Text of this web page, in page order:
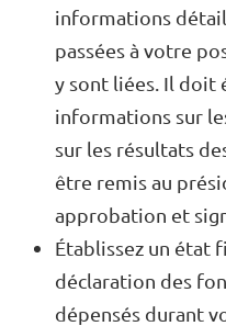
informations
passées à votre
y sont liées. Il doit
informations sur
sur les résultats
être remis au
approbation et
Établissez un état
déclaration des
dépensés durant